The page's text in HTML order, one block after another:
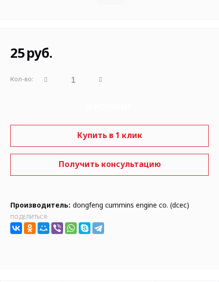
25руб.
Кол-во:
Купить в 1 клик
Получить консультацию
Производитель: dongfeng cummins engine co. (dcec)
ПОДЕЛИТЬСЯ: